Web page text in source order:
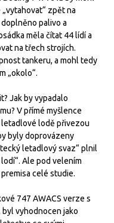
zpět na
palivo a
měla čítat 44 lídí a
na třech strojích.
tankeru, a mohl tedy
„okolo“.
Jak by vypadalo
V přímé myšlence
letadlové lodě přivezou
byly doprovázeny
letadlový svaz“ plnil
Ale pod velením
celé studie.
747 AWACS verze s
vyhodnocen jako